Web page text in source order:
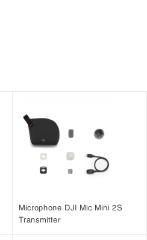
Microphone DJI Mic Mini 2S
Transmitter